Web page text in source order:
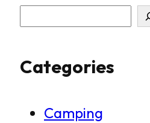
c
Categories
Camping